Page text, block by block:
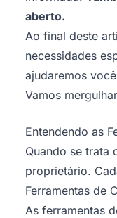
aberto.
Ao final deste
necessidades
ajudaremos
Vamos
Entendendo as
Quando se trata
proprietário.
Ferramentas de
As ferramentas